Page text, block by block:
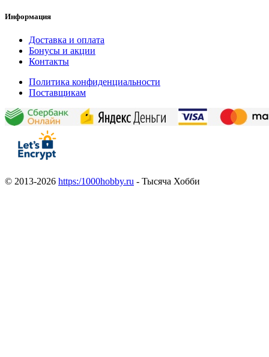
Информация
Доставка и оплата
Бонусы и акции
Контакты
Политика конфиденциальности
Поставщикам
© 2013-2026 https:/1000hobby.ru - Тысяча Хобби